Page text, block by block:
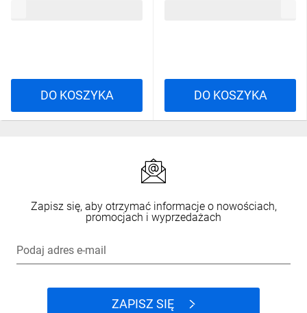
DO KOSZYKA DO KOSZYKA
Zapisz się, aby otrzymać informacje o nowościach,
promocjach i wyprzedażach
Podaj adres e-mail
ZAPISZ SIĘ